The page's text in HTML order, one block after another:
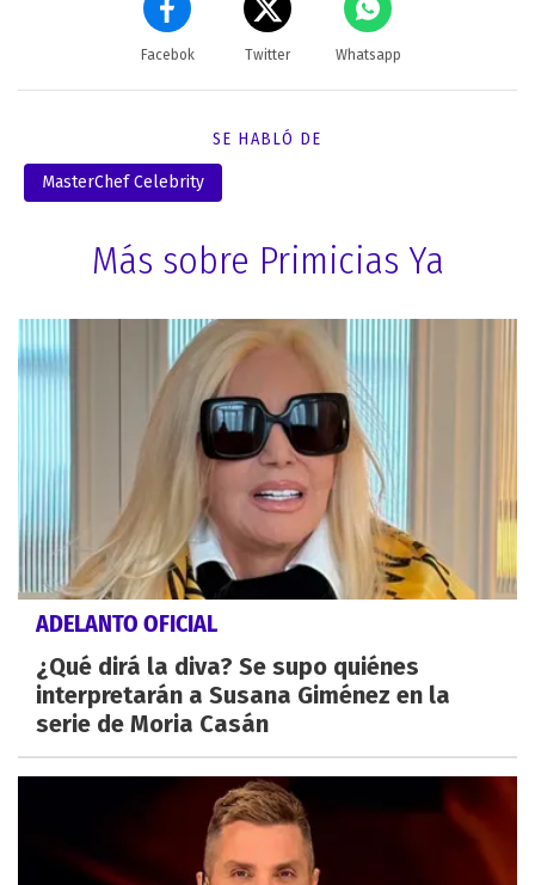
Facebok Twitter Whatsapp
SE HABLÓ DE
MasterChef Celebrity
Más sobre Primicias Ya
ADELANTO OFICIAL
¿Qué dirá la diva? Se supo quiénes
interpretarán a Susana Giménez en la
serie de Moria Casán